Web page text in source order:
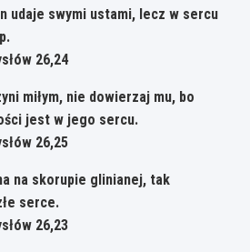
udaje swymi ustami, lecz w sercu
26,24
miłym, nie dowierzaj mu, bo
jest w jego sercu.
26,25
na skorupie glinianej, tak
serce.
26,23